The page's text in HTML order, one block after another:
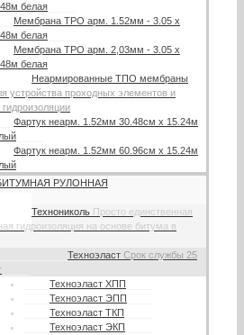
белая
Мембрана TPO арм. 1.52мм - 3.05 х
белая
Мембрана TPO арм. 2,03мм - 3.05 х
белая
Неармированные ТПО мембраны
устройства проходных элементов и
Фартук неарм. 1.52мм 30.48см х 15.24м
Фартук неарм. 1.52мм 60.96см х 15.24м
РУЛОННАЯ
Технониколь Просто единственная
гидроизоляция на основе битума в
Техноэласт Срок службы 25
Техноэласт ХПП
Техноэласт ЭПП
Техноэласт ТКП
Техноэласт ЭКП